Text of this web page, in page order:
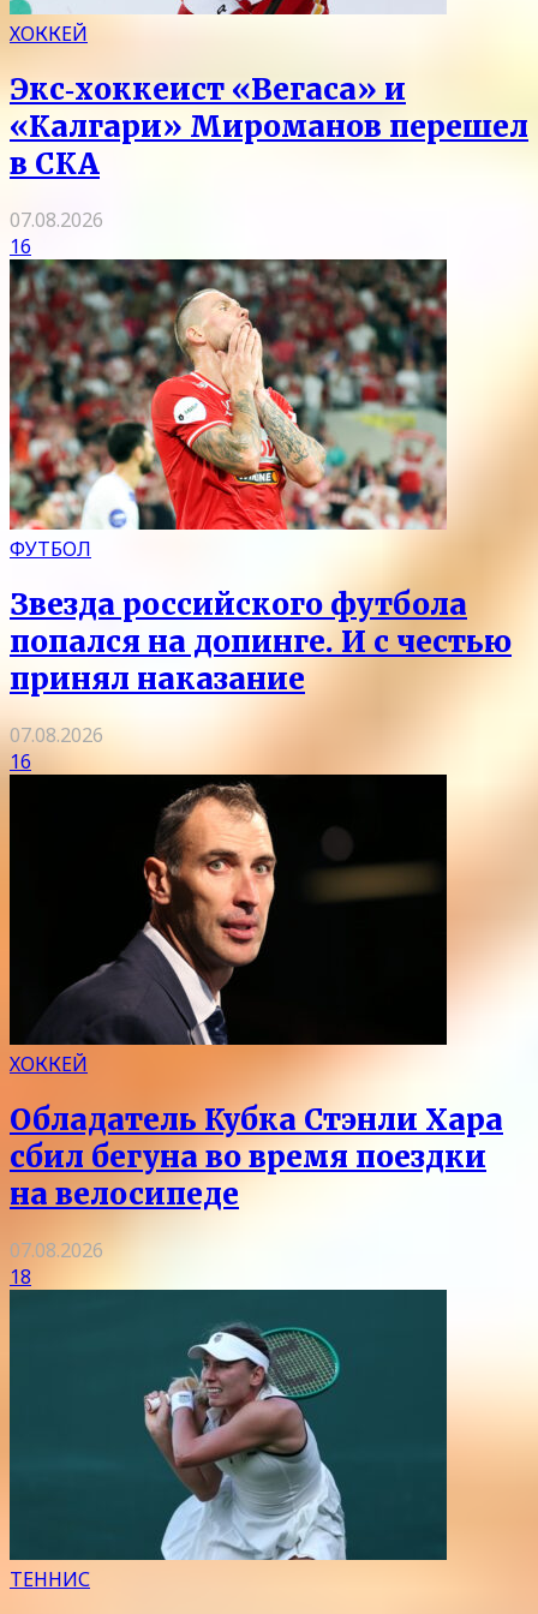
ХОККЕЙ
Экс‑хоккеист «Вегаса» и
«Калгари» Мироманов перешел
в СКА
07.08.2026
16
ФУТБОЛ
Звезда российского футбола
попался на допинге. И с честью
принял наказание
07.08.2026
16
ХОККЕЙ
Обладатель Кубка Стэнли Хара
сбил бегуна во время поездки
на велосипеде
07.08.2026
18
ТЕННИС